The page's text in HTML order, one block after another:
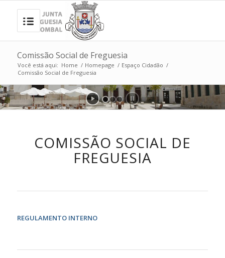
Comissão Social de Freguesia
Você está aqui: Home / Homepage / Espaço Cidadão /
Comissão Social de Freguesia
COMISSÃO SOCIAL DE
FREGUESIA
REGULAMENTO INTERNO